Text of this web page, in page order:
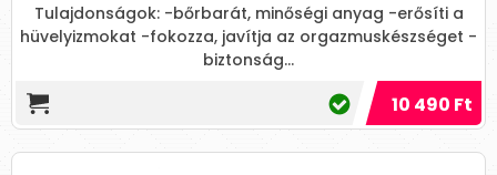
Tulajdonságok: -bőrbarát, minőségi anyag -erősíti a
hüvelyizmokat -fokozza, javítja az orgazmuskészséget -
biztonság...
10 490 Ft